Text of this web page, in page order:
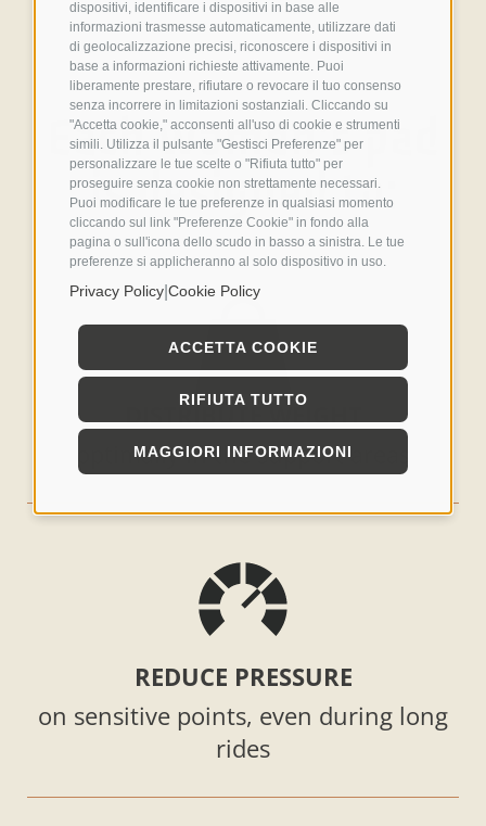
dispositivi, identificare i dispositivi in base alle
informazioni trasmesse automaticamente, utilizzare dati
di geolocalizzazione precisi, riconoscere i dispositivi in
base a informazioni richieste attivamente. Puoi
liberamente prestare, rifiutare o revocare il tuo consenso
senza incorrere in limitazioni sostanziali. Cliccando su
"Accetta cookie," acconsenti all'uso di cookie e strumenti
simili. Utilizza il pulsante "Gestisci Preferenze" per
personalizzare le tue scelte o "Rifiuta tutto" per
proseguire senza cookie non strettamente necessari.
Puoi modificare le tue preferenze in qualsiasi momento
cliccando sul link "Preferenze Cookie" in fondo alla
pagina o sull'icona dello scudo in basso a sinistra. Le tue
preferenze si applicheranno al solo dispositivo in uso.
Privacy Policy Cookie Policy
ACCETTA COOKIE
RIFIUTA TUTTO
MAGGIORI INFORMAZIONI
Each women's pad
is designed to:
DISTRIBUTE WEIGHT
optimally in the support areas
REDUCE PRESSURE
on sensitive points, even during long
rides